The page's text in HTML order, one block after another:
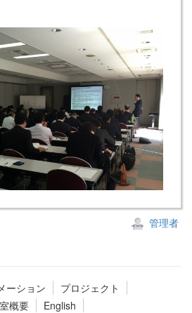
管理者
ーション
プロジェクト
概要 English